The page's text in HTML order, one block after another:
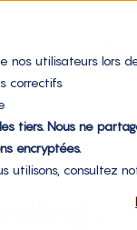
nos utilisateurs lors
correctifs
tiers. Nous ne
encryptées.
utilisons, consultez